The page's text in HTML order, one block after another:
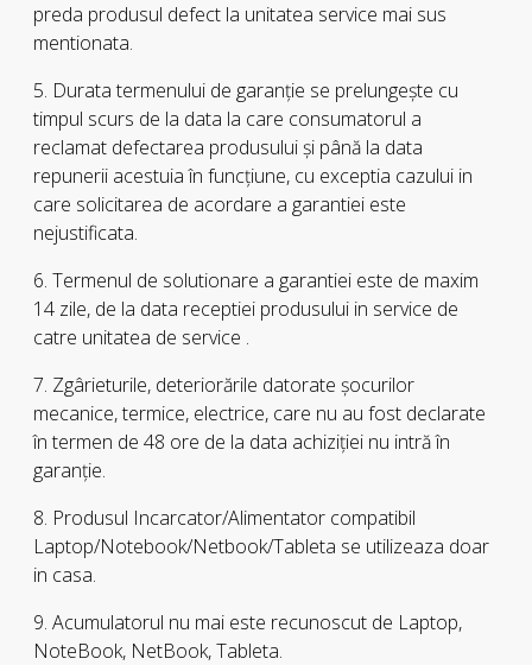
preda produsul defect la unitatea service mai sus
mentionata.
5. Durata termenului de garanţie se prelungeşte cu
timpul scurs de la data la care consumatorul a
reclamat defectarea produsului şi până la data
repunerii acestuia în funcţiune, cu exceptia cazului in
care solicitarea de acordare a garantiei este
nejustificata.
6. Termenul de solutionare a garantiei este de maxim
14 zile, de la data receptiei produsului in service de
catre unitatea de service .
7. Zgârieturile, deteriorările datorate şocurilor
mecanice, termice, electrice, care nu au fost declarate
în termen de 48 ore de la data achiziţiei nu intră în
garanţie.
8. Produsul Incarcator/Alimentator compatibil
Laptop/Notebook/Netbook/Tableta se utilizeaza doar
in casa.
9. Acumulatorul nu mai este recunoscut de Laptop,
NoteBook, NetBook, Tableta.